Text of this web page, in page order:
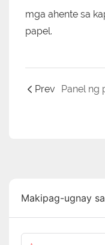
mga ahente sa
papel.
Prev Panel ng
Makipag-ugnay